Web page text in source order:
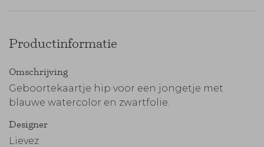
Productinformatie
Omschrijving
Geboortekaartje hip voor een jongetje met
blauwe watercolor en zwartfolie.
Designer
Lievez